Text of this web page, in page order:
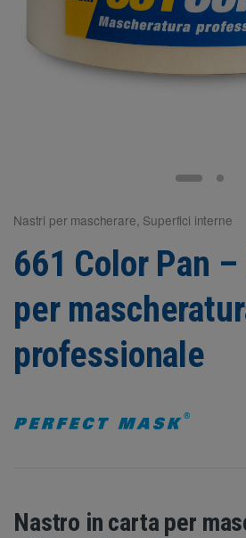
Nastri per mascherare, Superfici interne
661 Color Pan
per
professionale
Nastro in carta per